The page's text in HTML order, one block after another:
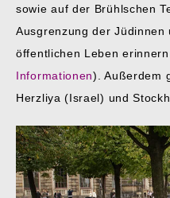
sowie auf der Brühlschen
Ausgrenzung der Jüdinnen
öffentlichen Leben
Informationen). Außerdem
Herzliya (Israel) und